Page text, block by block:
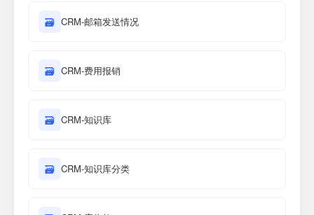
🗃 CRM-邮箱发送情况
🗃 CRM-费用报销
🗃 CRM-知识库
🗃 CRM-知识库分类